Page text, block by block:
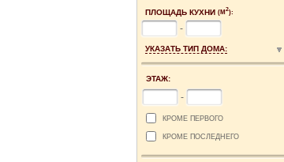
ПЛОЩАДЬ КУХНИ (М2):
-
УКАЗАТЬ ТИП ДОМА:
ЭТАЖ:
-
КРОМЕ ПЕРВОГО
КРОМЕ ПОСЛЕДНЕГО